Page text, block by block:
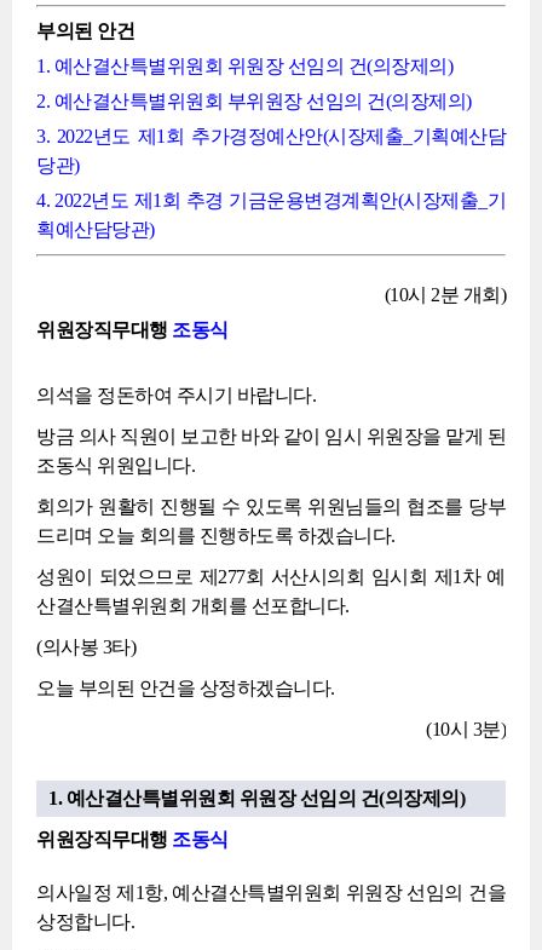
부의된 안건
1. 예산결산특별위원회 위원장 선임의 건(의장제의)
2. 예산결산특별위원회 부위원장 선임의 건(의장제의)
3. 2022년도 제1회 추가경정예산안(시장제출_기획예산담
당관)
4. 2022년도 제1회 추경 기금운용변경계획안(시장제출_기
획예산담당관)
(10시 2분 개회)
위원장직무대행 조동식
의석을 정돈하여 주시기 바랍니다.
방금 의사 직원이 보고한 바와 같이 임시 위원장을 맡게 된
조동식 위원입니다.
회의가 원활히 진행될 수 있도록 위원님들의 협조를 당부
드리며 오늘 회의를 진행하도록 하겠습니다.
성원이 되었으므로 제277회 서산시의회 임시회 제1차 예
산결산특별위원회 개회를 선포합니다.
(의사봉 3타)
오늘 부의된 안건을 상정하겠습니다.
(10시 3분)
1. 예산결산특별위원회 위원장 선임의 건(의장제의)
위원장직무대행 조동식
의사일정 제1항, 예산결산특별위원회 위원장 선임의 건을
상정합니다.